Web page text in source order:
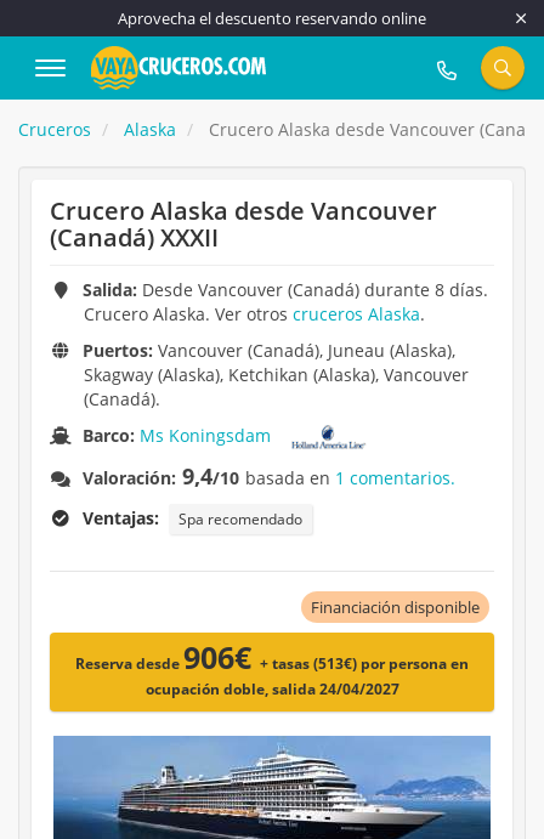
Aprovecha el descuento reservando online
917 815 555
Cruceros Alaska Crucero Alaska desde Vancouver
Crucero Alaska desde Vancouver
(Canadá) XXXII
Salida: Desde Vancouver (Canadá) durante 8 días.
Crucero Alaska. Ver otros cruceros Alaska.
Puertos: Vancouver (Canadá), Juneau (Alaska),
Skagway (Alaska), Ketchikan (Alaska), Vancouver
(Canadá).
Barco: Ms Koningsdam
Valoración: 9,4/10 basada en 1 comentarios.
Ventajas:
Spa recomendado
Financiación disponible
Reserva desde906€ + tasas (513€) por persona en
ocupación doble, salida 24/04/2027